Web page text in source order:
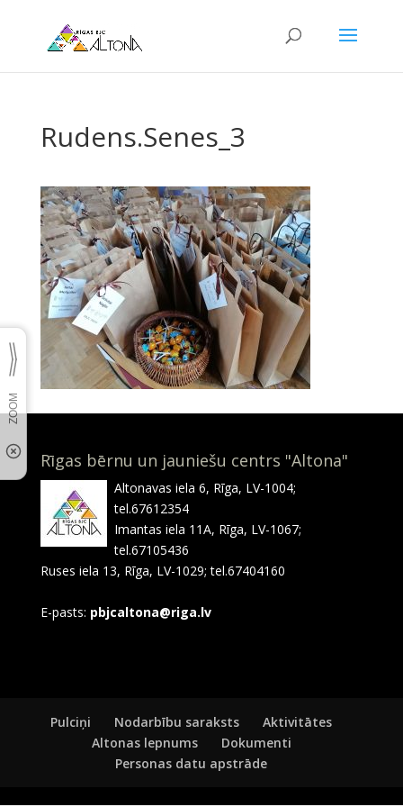
Rudens.Senes_3
Rīgas bērnu un jauniešu centrs "Altona"
Altonavas iela 6, Rīga, LV-1004;
tel.67612354
Imantas iela 11A, Rīga, LV-1067;
tel.67105436
Ruses iela 13, Rīga, LV-1029; tel.67404160
E-pasts: pbjcaltona@riga.lv
Pulciņi Nodarbību saraksts
Aktivitātes
Altonas lepnums
Dokumenti
Personas datu apstrāde